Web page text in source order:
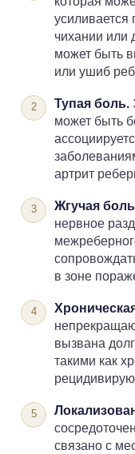
усиливается
чихании или
может быть
или ушиб
Тупая боль.
может быть
артрит
Жгучая
нервное
в зоне
вызвана
такими как
связано с